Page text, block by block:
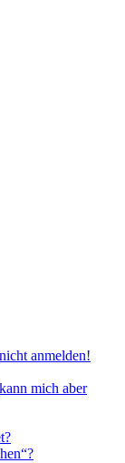
anmelden!
mich aber